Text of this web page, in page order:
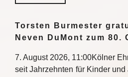
Torsten Burmester
Neven DuMont zum 80.
7. August 2026, 11:00Kölner
seit Jahrzehnten für Kinder